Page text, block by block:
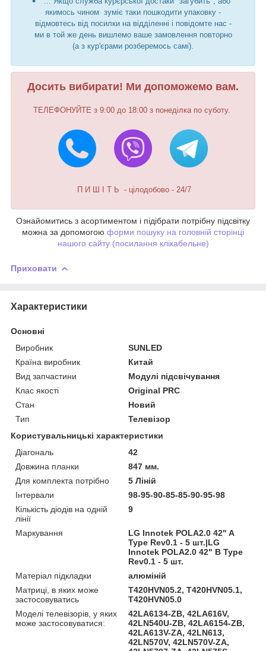
якимось чином зуміє таки пошкодити упаковку -
відмовтесь від посилки на відділенні і повідомте нас -
ми в той же день вишлемо ваше замовлення повторно
(а з кур'єрами розберемось самі).
Досить вибирати! Ми допоможемо вам.
ТЕЛЕФОНУЙТЕ з 9:00 до 18:00 з понеділка по суботу.
П И Ш І Т Ь - цілодобово - 24/7
Ознайомитись з асортиментом і підібрати потрібну підсвітку
можна за допомогою форми пошуку на головній сторінці
нашого сайту (посилання клікабельне)
Приховати
Характеристики
Основні
Виробник
SUNLED
Країна виробник
Китай
Вид запчастини
Модулі підсвічування
Клас якості
Original PRC
Стан
Новий
Тип
Телевізор
Користувальницькі характеристики
Діагональ
42
Довжина планки
847 мм.
Для комплекта потрібно
5 Ліній
Інтервали
98-95-90-85-85-90-95-98
Кількість діодів на одній
лінії
9
Маркування
LG Innotek POLA2.0 42" A
Type Rev0.1 - 5 шт.|LG
Innotek POLA2.0 42" B Type
Rev0.1 - 5 шт.
Матеріал підкладки
алюміній
Матриці, в яких може
застосовуватись
T420HVN05.2, T420HVN05.1,
T420HVN05.0
Моделі телевізорів, у яких
може застосовуватися:
42LA6134-ZB, 42LA616V,
42LN540U-ZB, 42LA6154-ZB,
42LA613V-ZA, 42LN613,
42LN570V, 42LN570V-ZA,